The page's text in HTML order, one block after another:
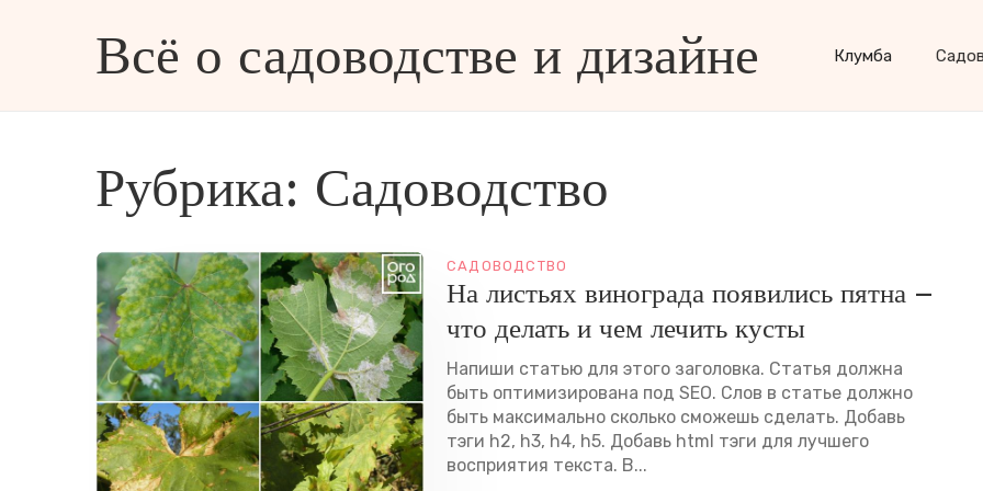
Всё о садоводстве и дизайне Клумба
Рубрика: Садоводство
САДОВОДСТВО
На листьях винограда появились пятна –
что делать и чем лечить кусты
Напиши статью для этого заголовка. Статья должна
быть оптимизирована под SEO. Слов в статье должно
быть максимально сколько сможешь сделать. Добавь
тэги h2, h3, h4, h5. Добавь html тэги для лучшего
восприятия текста. В...
и дизайне